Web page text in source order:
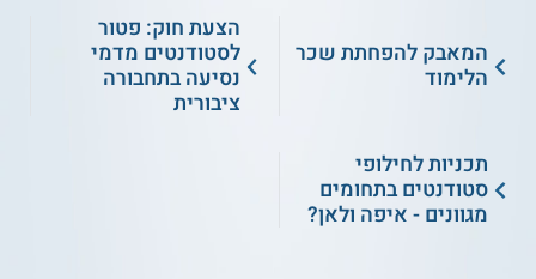
המאבק להפחתת שכר
הלימוד
הצעת חוק: פטור
לסטודנטים מדמי
נסיעה בתחבורה
ציבורית
תכניות לחילופי
סטודנטים בתחומים
מגוונים - איפה ולאן?